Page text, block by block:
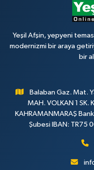
Yeşil Afşin, yepyeni
modernizmi bir araya
bir
Balaban Gaz. Mat.
MAH. VOLKAN 1 SK.
KAHRAMANMARAŞ
Şubesi IBAN: TR75